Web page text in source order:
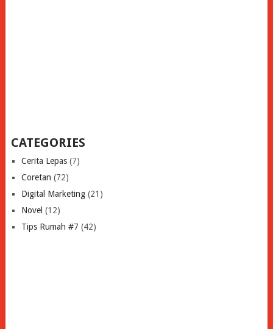
CATEGORIES
Cerita Lepas(7)
Coretan (72)
Digital Marketing(21)
Novel (12)
Tips Rumah #7 (42)